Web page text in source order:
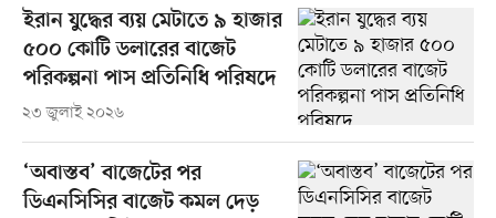
ইরান যুদ্ধের ব্যয় মেটাতে ৯ হাজার
৫০০ কোটি ডলারের বাজেট
পরিকল্পনা পাস প্রতিনিধি পরিষদে
২৩ জুলাই ২০২৬
‘অবাস্তব’ বাজেটের পর
ডিএনসিসির বাজেট কমল দেড়